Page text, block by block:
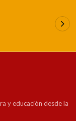
y educación desde la